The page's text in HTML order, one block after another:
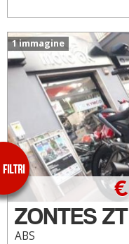
1 immagine
ZONTES
ABS